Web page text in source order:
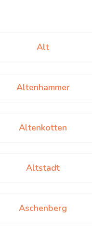
Alt
Altenhammer
Altenkotten
Altstadt
Aschenberg